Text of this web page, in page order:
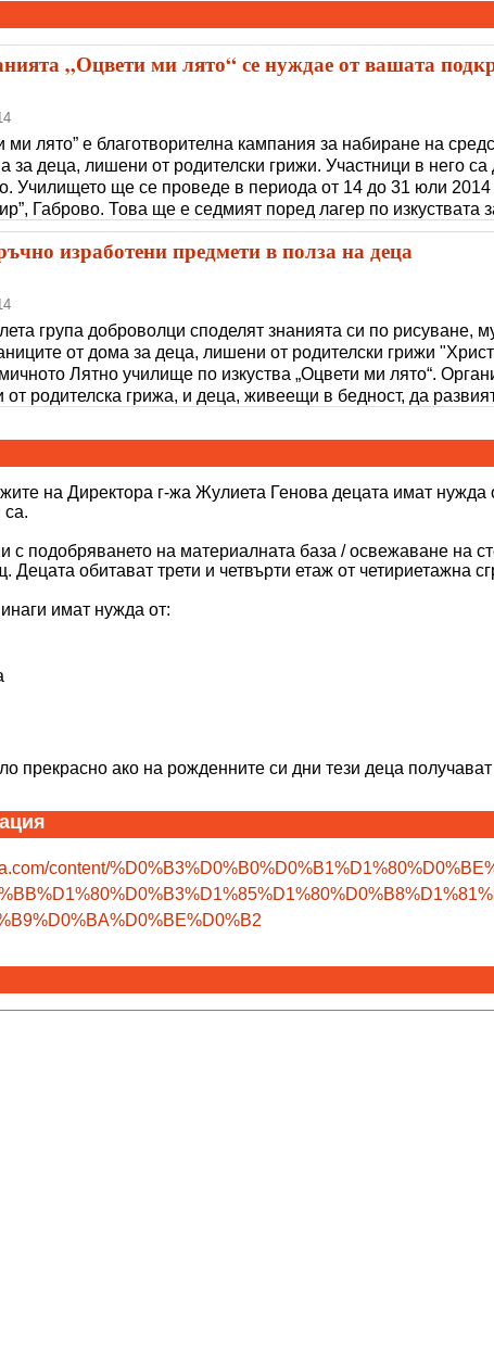
„Оцвети ми лято“ се нуждае от вашата
ми лято” е благотворителна кампания за набиране на
за деца, лишени от родителски грижи. Участници в него
Училището ще се проведе в периода от 14 до 31 юли 2014
Габрово. Това ще е седмият поред лагер по изкуствата
инициативата в�
изработени предмети в полза на деца
група доброволци споделят знанията си по рисуване,
от дома за деца, лишени от родителски грижи
Лятно училище по изкуства „Оцвети ми лято“.
родителска грижа, и деца, живеещи в бедност, да
на Директора г-жа Жулиета Генова децата имат
са.
с подобряването на материалната база / освежаване на
обитават трети и четвърти етаж от четириетажна
имат нужда от:
прекрасно ако на рожденните си дни тези деца
content/